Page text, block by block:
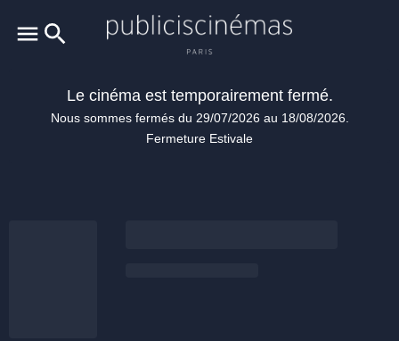
Le cinéma est temporairement fermé.
Nous sommes fermés du 29/07/2026 au 18/08/2026.
Fermeture Estivale